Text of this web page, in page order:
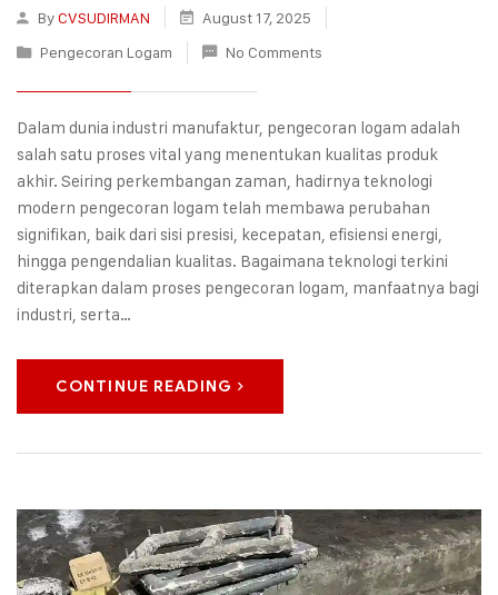
ByCVSUDIRMAN
August 17, 2025
Pengecoran Logam
No Comments
Dalam dunia industri manufaktur, pengecoran logam adalah
salah satu proses vital yang menentukan kualitas produk
akhir. Seiring perkembangan zaman, hadirnya teknologi
modern pengecoran logam telah membawa perubahan
signifikan, baik dari sisi presisi, kecepatan, efisiensi energi,
hingga pengendalian kualitas. Bagaimana teknologi terkini
diterapkan dalam proses pengecoran logam, manfaatnya bagi
industri, serta…
CONTINUE READING